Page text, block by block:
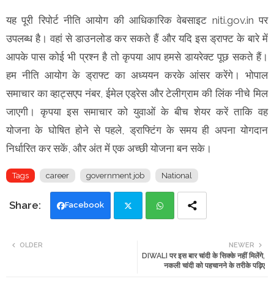
यह पूरी रिपोर्ट नीति आयोग की आधिकारिक वेबसाइट niti.gov.in पर
उपलब्ध है। वहां से डाउनलोड कर सकते हैं और यदि इस ड्राफ्ट के बारे में
आपके पास कोई भी प्रश्न है तो कृपया आप हमसे डायरेक्ट पूछ सकते हैं।
हम नीति आयोग के ड्राफ्ट का अध्ययन करके आंसर करेंगे। भोपाल
समाचार का व्हाट्सएप नंबर, ईमेल एड्रेस और टेलीग्राम की लिंक नीचे मिल
जाएगी। कृपया इस समाचार को युवाओं के बीच शेयर करें ताकि वह
योजना के घोषित होने से पहले, ड्राफ्टिंग के समय ही अपना योगदान
निर्धारित कर सकें, और अंत में एक अच्छी योजना बन सके।
Tags career government job National
Facebook
ats
NEWER
DIWALI पर इस बार चांदी के सिक्के नहीं मिलेंगे,
नकली चांदी को पहचानने के तरीके पढ़िए
OLDER